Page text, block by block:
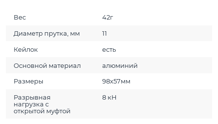
Вес 42г
Диаметр прутка, мм 11
Кейлок есть
Основной материал алюминий
Размеры 98х57мм
Разрывная
нагрузка с
открытой муфтой
8 кН